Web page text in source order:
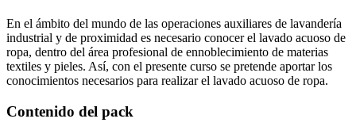
En el ámbito del mundo de las operaciones auxiliares de lavandería
industrial y de proximidad es necesario conocer el lavado acuoso de
ropa, dentro del área profesional de ennoblecimiento de materias
textiles y pieles. Así, con el presente curso se pretende aportar los
conocimientos necesarios para realizar el lavado acuoso de ropa.
Contenido del pack